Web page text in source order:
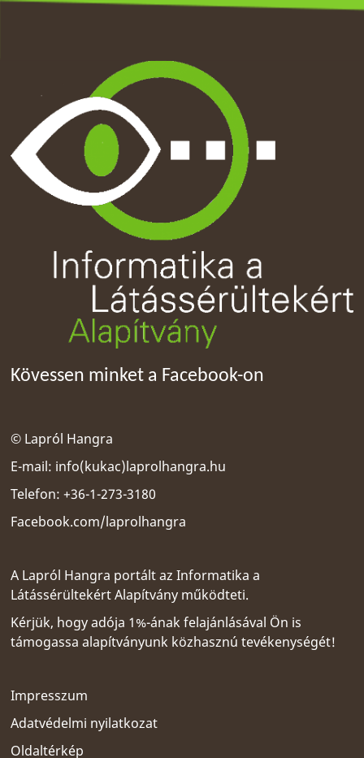
Kövessen minket a Facebook-on
© Lapról Hangra
E-mail: info(kukac)laprolhangra.hu
Telefon: +36-1-273-3180
Facebook.com/laprolhangra
A Lapról Hangra portált azInformatika a
Látássérültekért Alapítvány működteti.
Kérjük, hogy adója 1%-ának felajánlásával Ön is
támogassa alapítványunk közhasznú tevékenységét!
Impresszum
Adatvédelmi nyilatkozat
Oldaltérkép